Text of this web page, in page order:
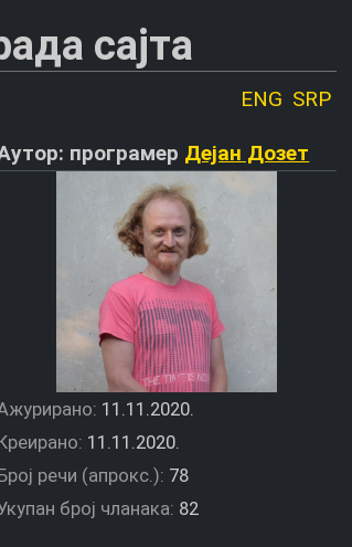
сајта
ENG SRP
програмер Дејан Дозет
11.11.2020.
11.11.2020.
речи (апрокс.): 78
број чланака: 82